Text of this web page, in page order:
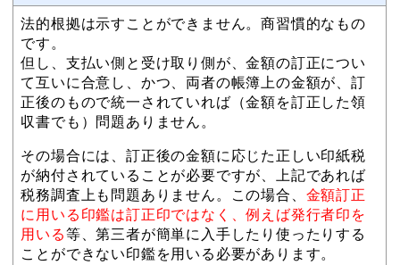
法的根拠は示すことができません。商習慣的なもの
です。
但し、支払い側と受け取り側が、金額の訂正につい
て互いに合意し、かつ、両者の帳簿上の金額が、訂
正後のもので統一されていれば（金額を訂正した領
収書でも）問題ありません。
その場合には、訂正後の金額に応じた正しい印紙税
が納付されていることが必要ですが、上記であれば
税務調査上も問題ありません。この場合、 金額訂正
に用いる印鑑は訂正印ではなく、例えば発行者印を
用いる等、第三者が簡単に入手したり使ったりする
ことができない印鑑を用いる必要があります。